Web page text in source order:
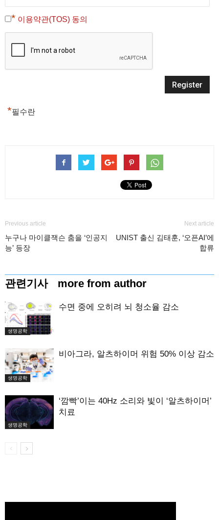
* 이용약관(TOS) 동의
*필수란
Previous article
누구나 마이클잭슨 춤을 ‘인공지
능’ 등장
Next article
UNIST 출신 김태훈, ‘오픈AI’에
합류
관련기사 more from author
생명공학
수면 중에 오히려 뇌 청소율 감소
생명공학
비아그라, 알츠하이머 위험 50% 이상 감소
생명공학
‘깜빡’이는 40Hz 소리와 빛이 ‘알츠하이머’
치료